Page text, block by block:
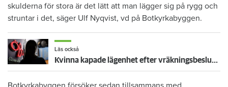
skulderna för stora är det lätt att man lägger sig på rygg och
struntar i det, säger Ulf Nyqvist, vd på Botkyrkabyggen.
Läs också
Kvinna kapade lägenhet efter vräkningsbeslut – får betala 50 000